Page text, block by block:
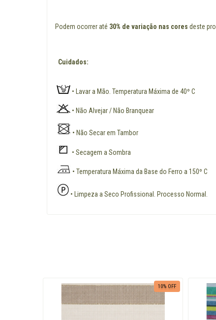
Podem ocorrer até 30% de variação nas cores deste
Cuidados:
• Lavar a Mão. Temperatura Máxima de 40º C
• Não Alvejar / Não Branquear
• Não Secar em Tambor
• Secagem a Sombra
• Temperatura Máxima da Base do Ferro a 150º C
• Limpeza a Seco Profissional. Processo Normal.
10% OFF